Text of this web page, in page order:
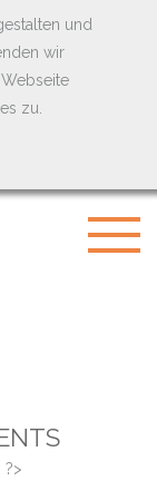
und
wir
zu.
?>